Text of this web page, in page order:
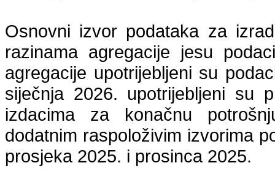
Osnovni izvor podataka za
razinama agregacije jesu
agregacije upotrijebljeni su
siječnja 2026. upotrijebljeni su
izdacima za konačnu
dodatnim raspoloživim izvorima
prosjeka 2025. i prosinca 2025.